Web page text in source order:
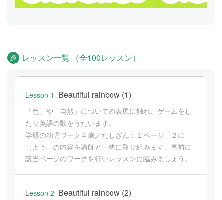
レッスン一覧 （全100レッスン）
Lesson 1 Beautiful rainbow (1)
「色」や「自然」についての表現に触れ、ゲームをし
たり英語の歌をうたいます。
学研の幼児ワーク４歳／たしざん：１ページ「２に
しよう」の内容を講師と一緒に取り組みます。事前に
該当ページのワークを行いレッスンに臨みましょう。
Lesson 2 Beautiful rainbow (2)